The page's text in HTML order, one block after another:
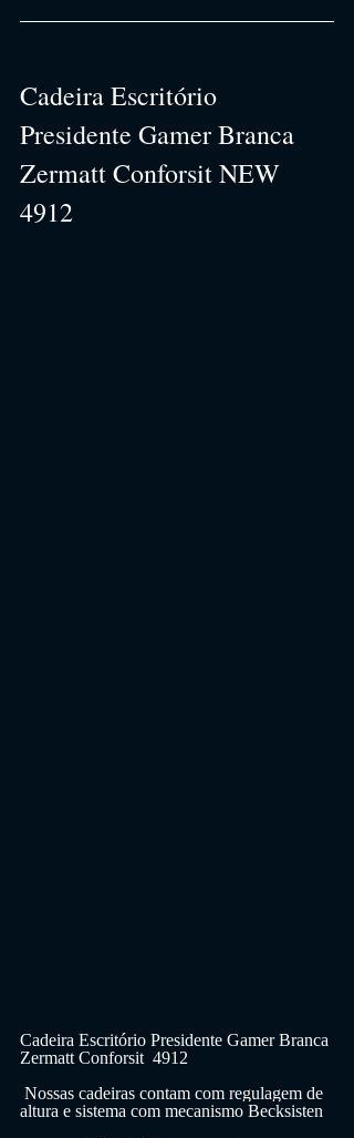
Cadeira Escritório
Presidente Gamer Branca
Zermatt Conforsit NEW
4912
Cadeira Escritório Presidente Gamer Branca
Zermatt Conforsit  4912
altura e sistema com mecanismo Becksisten